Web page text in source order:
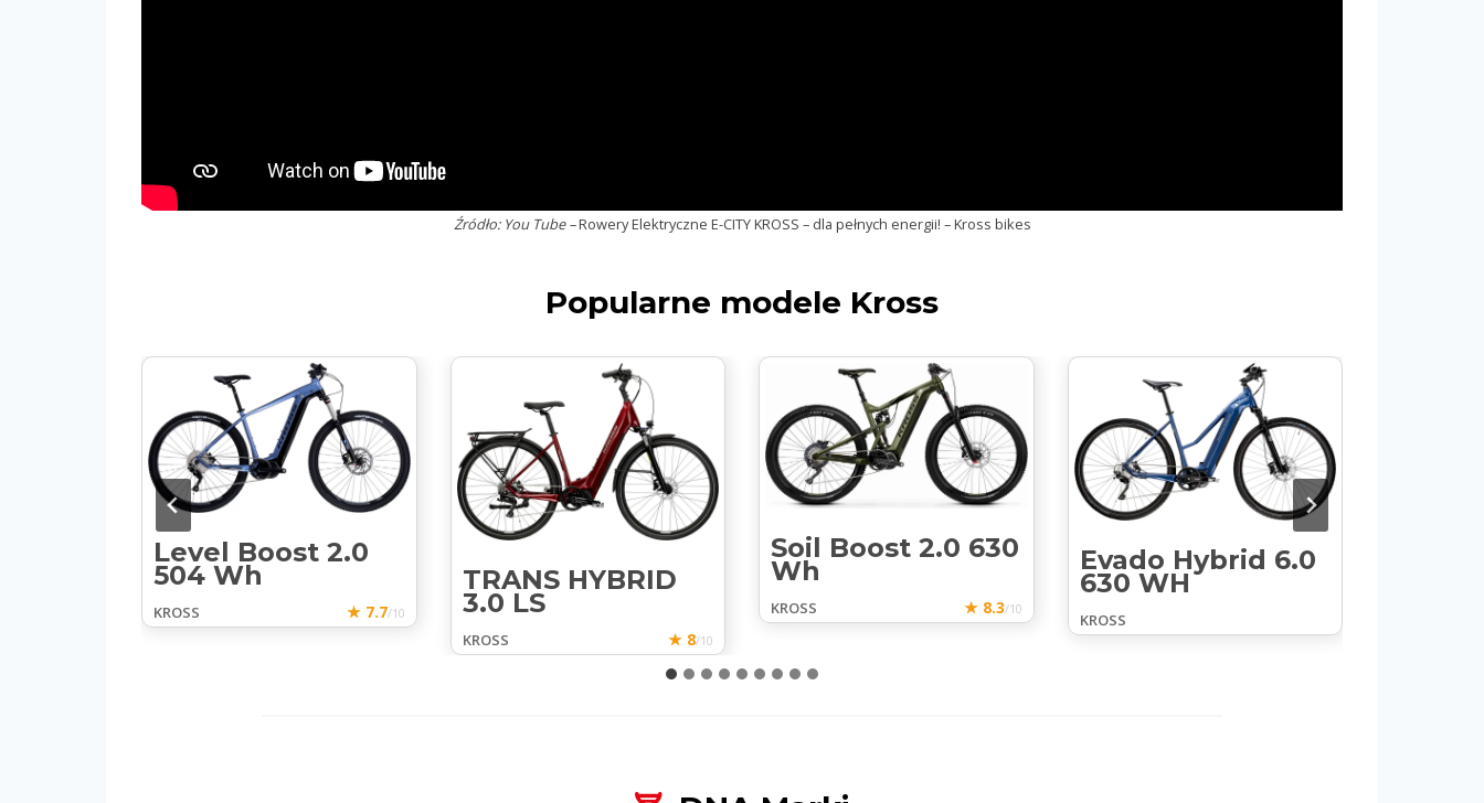
Źródło: You Tube –Rowery Elektryczne E-CITY KROSS – dla pełnych energii! – Kross bikes
Popularne modele Kross
Level Boost 2.0
504 Wh
KROSS ★ 7.7/10
TRANS HYBRID
3.0 LS
KROSS ★ 8/10
Soil Boost 2.0 630
Wh
KROSS ★ 8.3/10
Evado Hybrid 6.0
630 WH
KROSS